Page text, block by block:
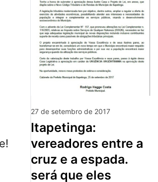
27 de setembro de 2017
itapetinga:
vereadores entre a
cruz e a espada.
será que eles